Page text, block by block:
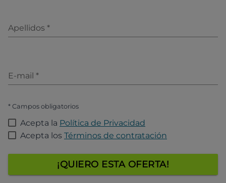
Apellidos *
E-mail *
* Campos obligatorios
Acepta la Política de Privacidad
Acepta los Términos de contratación
¡QUIERO ESTA OFERTA!